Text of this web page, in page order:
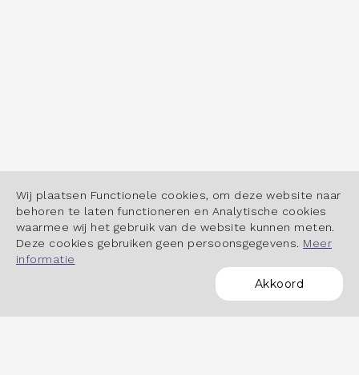
Wij plaatsen Functionele cookies, om deze website naar
behoren te laten functioneren en Analytische cookies
waarmee wij het gebruik van de website kunnen meten.
Deze cookies gebruiken geen persoonsgegevens. Meer
informatie
Akkoord
POWERED BY